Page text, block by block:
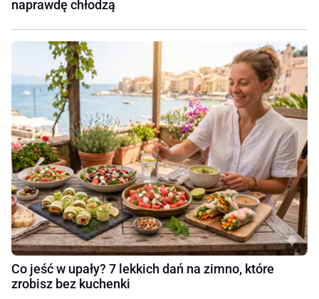
naprawdę chłodzą
Co jeść w upały? 7 lekkich dań na zimno, które
zrobisz bez kuchenki